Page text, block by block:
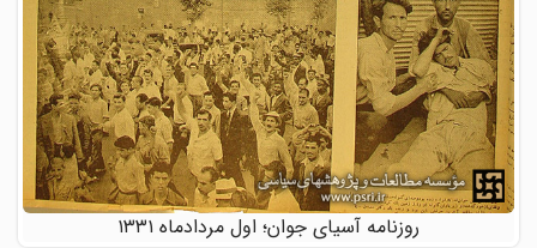
روزنامه آسیای جوان؛ اول مردادماه ۱۳۳۱